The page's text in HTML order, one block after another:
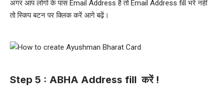
अगर आप लोगो के पास Email Address है तो Email Address fill भरें नहीं
तो स्किप बटन पर क्लिक करें आगे बढ़ें।
Step 5 : ABHA Address fill करें !